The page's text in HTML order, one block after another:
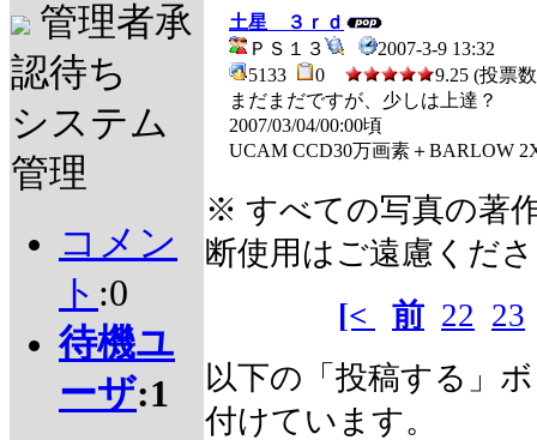
管理者承
認待ち
システム
管理
コメン
ト :0
待機ユ
ーザ:1
土星 ３ｒｄ
ＰＳ１３
2007-3-9 13:32
5133
0
9.25 (投票
まだまだですが、少しは上達？
2007/03/04/00:00頃
UCAM CCD30万画素＋BARLOW
※ すべての写真の著
断使用はご遠慮くだ
[<
前 22 23
以下の「投稿する」
付けています。